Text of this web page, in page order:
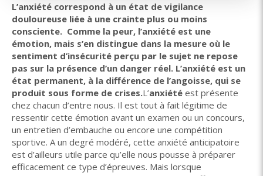
L’anxiété correspond à un état de vigilance
douloureuse liée à une crainte plus ou moins
consciente. Comme la peur, l’anxiété est une
émotion, mais s’en distingue dans la mesure où le
sentiment d’insécurité perçu par le sujet ne repose
pas sur la présence d’un danger réel. L’anxiété est un
état permanent, à la différence de l’angoisse, qui se
produit sous forme de crises.L’anxiété est présente
chez chacun d’entre nous. Il est tout à fait légitime de
ressentir cette émotion avant un examen ou un concours,
un entretien d’embauche ou encore une compétition
sportive. A un degré modéré, cette anxiété anticipatoire
est d’ailleurs utile parce qu’elle nous pousse à préparer
efficacement ce type d’épreuves. Mais lorsque